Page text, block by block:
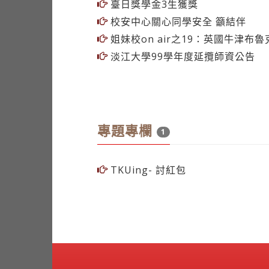
臺日獎學金3生獲獎
校安中心關心同學安全 籲結伴
姐妹校on air之19：英國牛津布魯
淡江大學99學年度延攬師資公告
專題專欄 1
TKUing- 討紅包